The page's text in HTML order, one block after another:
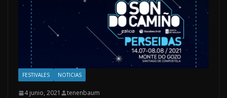
FESTIVALES NOTICIAS
4 junio, 2021 tenenbaum